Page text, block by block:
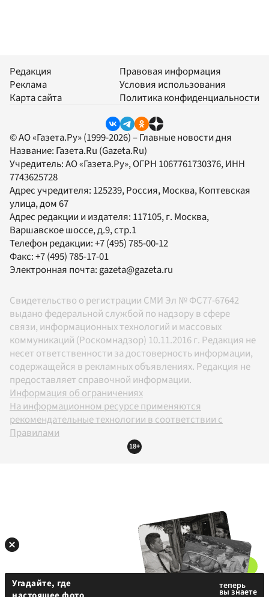
Редакция
Реклама
Карта сайта
Правовая информация
Условия использования
Политика конфиденциальности
© АО «Газета.Ру» (1999-2026) – Главные новости дня
Название: Газета.Ru (Gazeta.Ru)
Учредитель:АО «Газета.Ру», ОГРН 1067761730376, ИНН
7743625728
Адрес учредителя: 125239, Россия, Москва, Коптевская
улица, дом 67
Адрес редакции и издателя: 117105, г. Москва,
Варшавское шоссе, д.9, стр.1
Телефон редакции:+7 (495) 785-00-12
Факс:+7 (495) 785-17-01
Электронная почта:gazeta@gazeta.ru
Свидетельство о регистрации СМИ Эл № ФС77-67642
выдано федеральной службой по надзору в сфере
связи, информационных технологий и массовых
коммуникаций (Роскомнадзор) 10.11.2016 г. Редакция не
несет ответственности за достоверность информации,
содержащейся в рекламных объявлениях. Редакция не
предоставляет справочной информации.
Информация об ограничениях
На информационном ресурсе применяются
рекомендательные технологии в соответствии с
Правилами
18+
Угадайте, где